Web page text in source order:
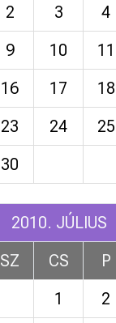
2 3 4
9 10 11
16 17 18
23 24 25
30
2010. JÚLIUS
SZ CS P
1
2